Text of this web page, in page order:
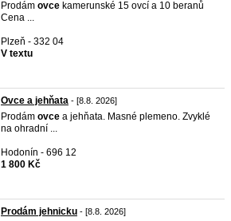
Prodám ovce kamerunské 15 ovcí a 10 beranů
Cena ...
Plzeň - 332 04
V textu
Ovce a jehňata - [8.8. 2026]
Prodám ovce a jehňata. Masné plemeno. Zvyklé
na ohradní ...
Hodonín - 696 12
1 800 Kč
Prodám jehnicku - [8.8. 2026]